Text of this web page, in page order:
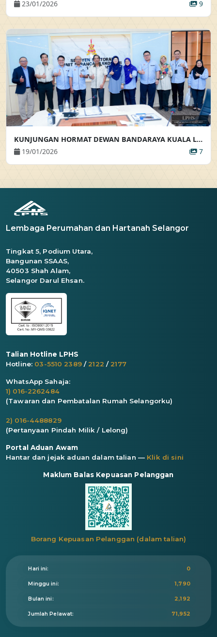
23/01/2026
9
KUNJUNGAN HORMAT DEWAN BANDARAYA KUALA LUMPUR
19/01/2026
7
Lembaga Perumahan dan Hartanah Selangor
Tingkat 5, Podium Utara,
Bangunan SSAAS,
40503 Shah Alam,
Selangor Darul Ehsan.
Talian Hotline LPHS
Hotline: 03-5510 2389/ 2122 / 2177
WhatsApp Sahaja:
1) 016-2262484
(Tawaran dan Pembatalan Rumah Selangorku)
2) 016-4488829
(Pertanyaan Pindah Milik / Lelong)
Portal Aduan Awam
Hantar dan jejak aduan dalam talian — Klik di sini
Maklum Balas Kepuasan Pelanggan
Borang Kepuasan Pelanggan (dalam talian)
Hari ini: 0
Minggu ini: 1,790
Bulan ini: 2,192
Jumlah Pelawat: 71,952